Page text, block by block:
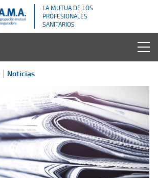
LA MUTUA DE LOS
PROFESIONALES
SANITARIOS
Noticias